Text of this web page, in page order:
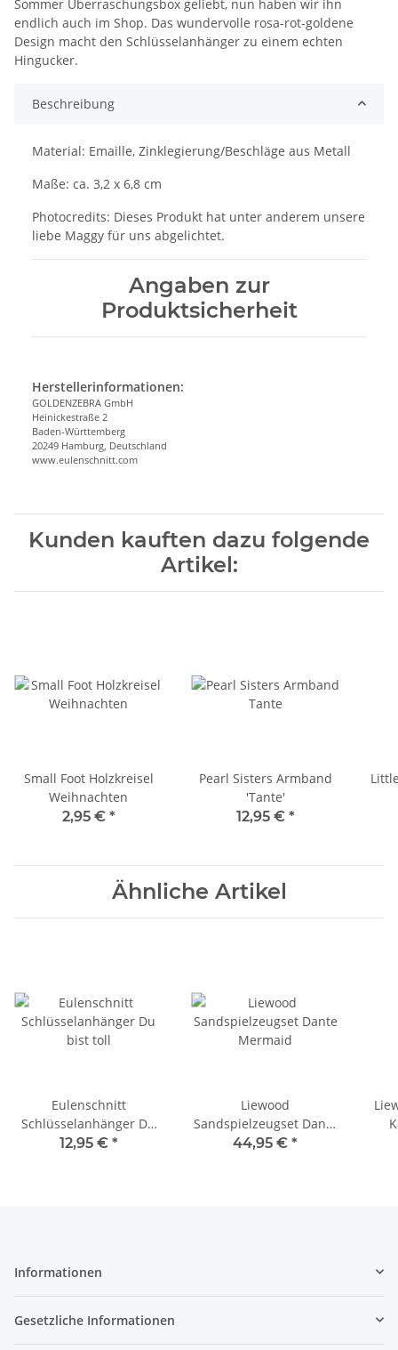
Sommer Überraschungsbox geliebt, nun haben wir ihn
endlich auch im Shop. Das wundervolle rosa-rot-goldene
Design macht den Schlüsselanhänger zu einem echten
Hingucker.
Beschreibung
Material: Emaille, Zinklegierung/Beschläge aus Metall
Maße: ca. 3,2 x 6,8 cm
Photocredits: Dieses Produkt hat unter anderem unsere
liebe Maggy für uns abgelichtet.
Angaben zur
Produktsicherheit
Herstellerinformationen:
GOLDENZEBRA GmbH
Heinickestraße 2
Baden-Württemberg
20249 Hamburg, Deutschland
www.eulenschnitt.com
Kunden kauften dazu folgende
Artikel:
Small Foot Holzkreisel
Weihnachten
2,95 € *
Pearl Sisters Armband
'Tante'
12,95 € *
Ähnliche Artikel
Eulenschnitt
Schlüsselanhänger Du
bist toll
12,95 € *
Liewood
Sandspielzeugset Dante
Mermaid
44,95 € *
Informationen
Gesetzliche Informationen